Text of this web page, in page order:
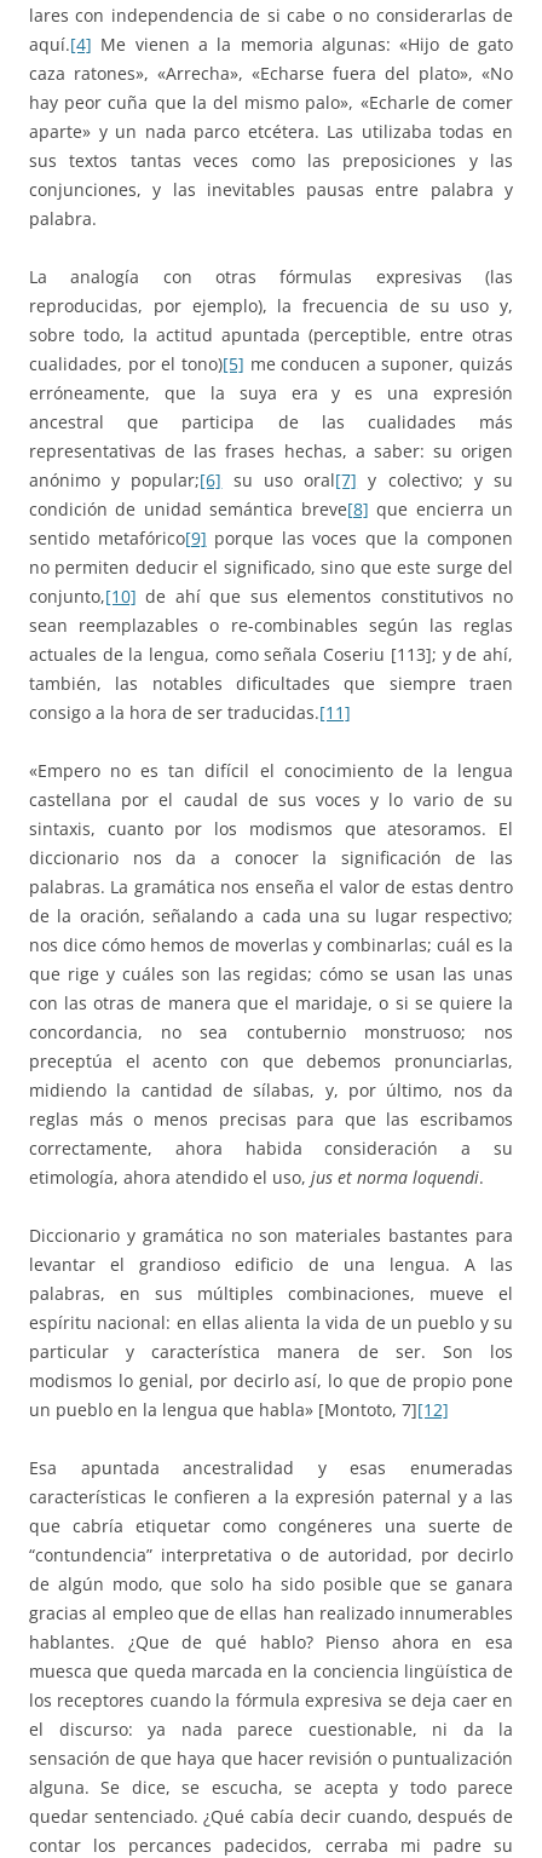
lares con independencia de si cabe o no considerarlas de
aquí.[4] Me vienen a la memoria algunas: «Hijo de gato
caza ratones», «Arrecha», «Echarse fuera del plato», «No
hay peor cuña que la del mismo palo», «Echarle de comer
aparte» y un nada parco etcétera. Las utilizaba todas en
sus textos tantas veces como las preposiciones y las
conjunciones, y las inevitables pausas entre palabra y
palabra.
La analogía con otras fórmulas expresivas (las
reproducidas, por ejemplo), la frecuencia de su uso y,
sobre todo, la actitud apuntada (perceptible, entre otras
cualidades, por el tono)[5] me conducen a suponer, quizás
erróneamente, que la suya era y es una expresión
ancestral que participa de las cualidades más
representativas de las frases hechas, a saber: su origen
anónimo y popular;[6] su uso oral[7] y colectivo; y su
condición de unidad semántica breve[8] que encierra un
sentido metafórico[9] porque las voces que la componen
no permiten deducir el significado, sino que este surge del
conjunto,[10] de ahí que sus elementos constitutivos no
sean reemplazables o re-combinables según las reglas
actuales de la lengua, como señala Coseriu [113]; y de ahí,
también, las notables dificultades que siempre traen
consigo a la hora de ser traducidas.[11]
«Empero no es tan difícil el conocimiento de la lengua
castellana por el caudal de sus voces y lo vario de su
sintaxis, cuanto por los modismos que atesoramos. El
diccionario nos da a conocer la significación de las
palabras. La gramática nos enseña el valor de estas dentro
de la oración, señalando a cada una su lugar respectivo;
nos dice cómo hemos de moverlas y combinarlas; cuál es la
que rige y cuáles son las regidas; cómo se usan las unas
con las otras de manera que el maridaje, o si se quiere la
concordancia, no sea contubernio monstruoso; nos
preceptúa el acento con que debemos pronunciarlas,
midiendo la cantidad de sílabas, y, por último, nos da
reglas más o menos precisas para que las escribamos
correctamente, ahora habida consideración a su
etimología, ahora atendido el uso, jus et norma loquendi.
Diccionario y gramática no son materiales bastantes para
levantar el grandioso edificio de una lengua. A las
palabras, en sus múltiples combinaciones, mueve el
espíritu nacional: en ellas alienta la vida de un pueblo y su
particular y característica manera de ser. Son los
modismos lo genial, por decirlo así, lo que de propio pone
un pueblo en la lengua que habla» [Montoto, 7][12]
Esa apuntada ancestralidad y esas enumeradas
características le confieren a la expresión paternal y a las
que cabría etiquetar como congéneres una suerte de
“contundencia” interpretativa o de autoridad, por decirlo
de algún modo, que solo ha sido posible que se ganara
gracias al empleo que de ellas han realizado innumerables
hablantes. ¿Que de qué hablo? Pienso ahora en esa
muesca que queda marcada en la conciencia lingüística de
los receptores cuando la fórmula expresiva se deja caer en
el discurso: ya nada parece cuestionable, ni da la
sensación de que haya que hacer revisión o puntualización
alguna. Se dice, se escucha, se acepta y todo parece
quedar sentenciado. ¿Qué cabía decir cuando, después de
contar los percances padecidos, cerraba mi padre su